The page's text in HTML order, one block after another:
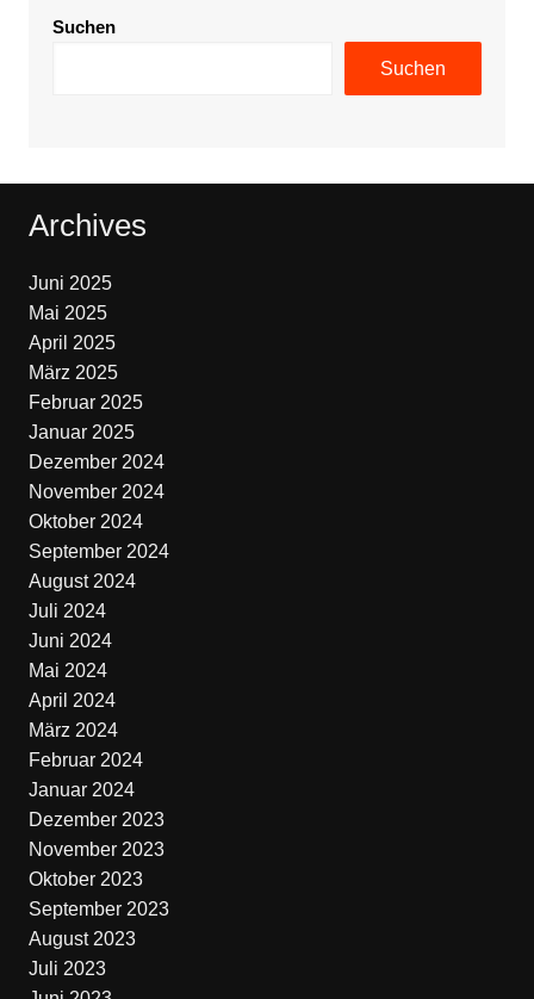
Suchen
Suchen
Archives
Juni 2025
Mai 2025
April 2025
März 2025
Februar 2025
Januar 2025
Dezember 2024
November 2024
Oktober 2024
September 2024
August 2024
Juli 2024
Juni 2024
Mai 2024
April 2024
März 2024
Februar 2024
Januar 2024
Dezember 2023
November 2023
Oktober 2023
September 2023
August 2023
Juli 2023